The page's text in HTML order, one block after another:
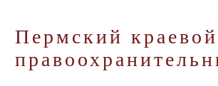
Пермский